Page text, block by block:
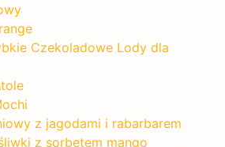
Czekoladowe Lody dla
z jagodami i rabarbarem
z sorbetem mango